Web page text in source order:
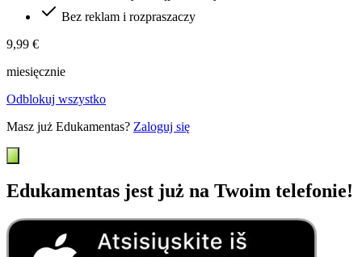
Bez reklam i rozpraszaczy
9,99 €
miesięcznie
Odblokuj wszystko
Masz już Edukamentas? Zaloguj się
Edukamentas jest już na Twoim telefonie!